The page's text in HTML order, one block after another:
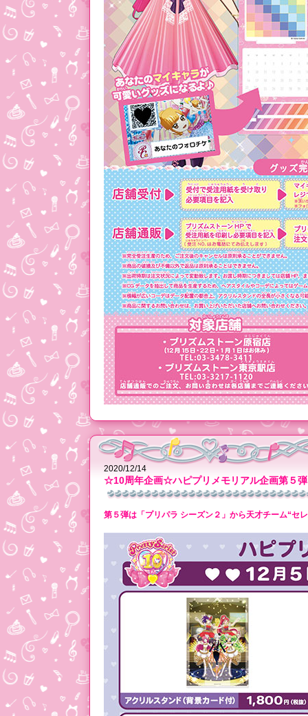
2020/12/14
☆10周年企画☆ハピプリメモリアル企画第５
第５弾は「プリパラ シーズン２」から天才チーム“セ